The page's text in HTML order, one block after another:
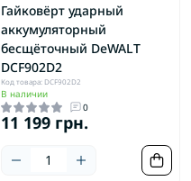
Гайковёрт ударный
аккумуляторный
бесщёточный DeWALT
DCF902D2
Код товара: DCF902D2
В наличии
0
11 199 грн.